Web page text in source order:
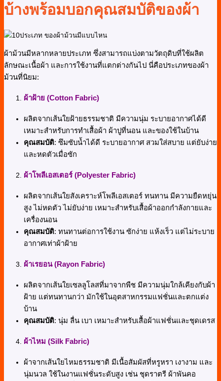
บ้างพร้อมบอกคุณสมบัติของผ้า
ผ้าม้วนมีหลากหลายประเภท ซึ่งสามารถแบ่งตามวัตถุดิบที่ใช้ผลิต
ลักษณะเนื้อผ้า และการใช้งานที่แตกต่างกันไป นี่คือประเภทของผ้า
ม้วนที่นิยม:
ผ้าฝ้าย (Cotton Fabric)
ผลิตจากเส้นใยฝ้ายธรรมชาติ มีความนุ่ม ระบายอากาศได้ดี
เหมาะสำหรับการทำเสื้อผ้า ผ้าปูที่นอน และของใช้ในบ้าน
คุณสมบัติ: ซึมซับน้ำได้ดี ระบายอากาศ สวมใส่สบาย แต่ยับง่าย
และหดตัวเมื่อซัก
ผ้าโพลีเอสเตอร์ (Polyester Fabric)
ผลิตจากเส้นใยสังเคราะห์โพลีเอสเตอร์ ทนทาน มีความยืดหยุ่น
สูง ไม่หดตัว ไม่ยับง่าย เหมาะสำหรับเสื้อผ้าออกกำลังกายและ
เครื่องนอน
คุณสมบัติ: ทนทานต่อการใช้งาน ซักง่าย แห้งเร็ว แต่ไม่ระบาย
อากาศเท่าผ้าฝ้าย
ผ้าเรยอน (Rayon Fabric)
ผลิตจากเส้นใยเซลลูโลสที่มาจากพืช มีความนุ่มใกล้เคียงกับผ้า
ฝ้าย แต่ทนทานกว่า มักใช้ในอุตสาหกรรมแฟชั่นและตกแต่ง
บ้าน
คุณสมบัติ: นุ่ม ลื่น เบา เหมาะสำหรับเสื้อผ้าแฟชั่นและชุดเดรส
ผ้าไหม (Silk Fabric)
ผ้าจากเส้นใยไหมธรรมชาติ มีเนื้อสัมผัสที่หรูหรา เงางาม และ
นุ่มนวล ใช้ในงานแฟชั่นระดับสูง เช่น ชุดราตรี ผ้าพันคอ